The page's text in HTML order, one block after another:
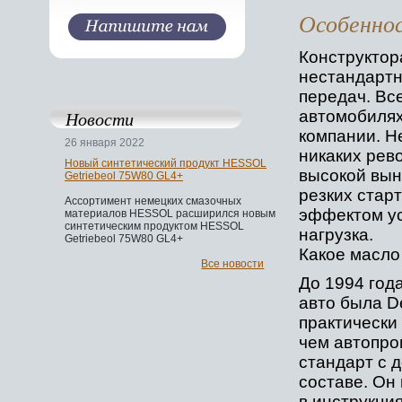
Новости
26 января 2022
Новый синтетический продукт HESSOL
Getriebeol 75W80 GL4+
Ассортимент немецких смазочных
материалов HESSOL расширился новым
синтетическим продуктом HESSOL
Getriebeol 75W80 GL4+
Все новости
передач.
компании.
никаких
высокой
резких
эффектом
нагрузка.
Какое
До 1994
авто была
чем
стандарт с
составе. Он